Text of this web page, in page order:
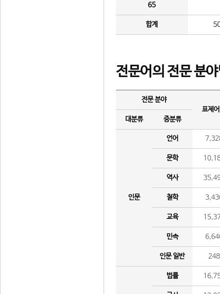
65
합계
전문어의 전문 분
전문 분야
표제
대분류
중분류
인문
언어
문학
역사
철학
교육
민속
인문 일반 248
법률